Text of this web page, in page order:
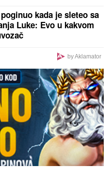
kada je sleteo sa
Luke: Evo u kakvom
by Aklamator